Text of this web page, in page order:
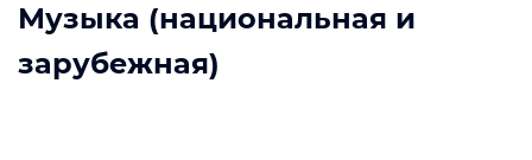
Музыка (национальная и
зарубежная)